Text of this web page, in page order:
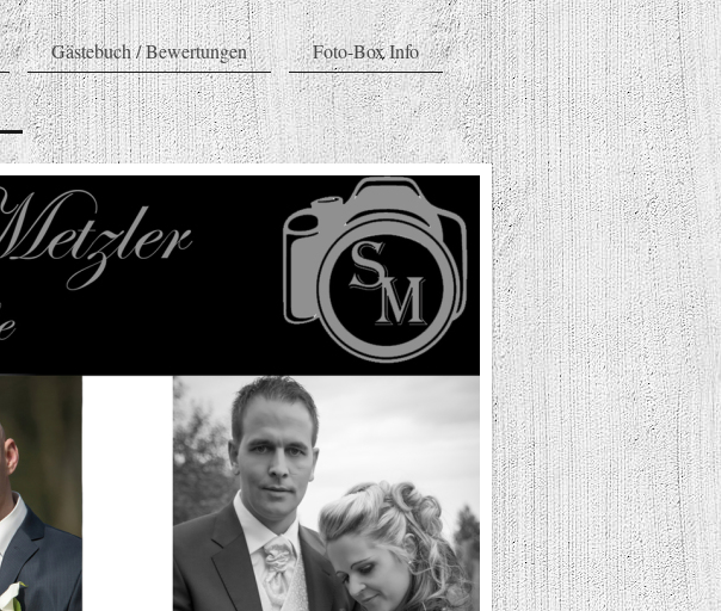
Gästebuch / Bewertungen Foto-Box Info